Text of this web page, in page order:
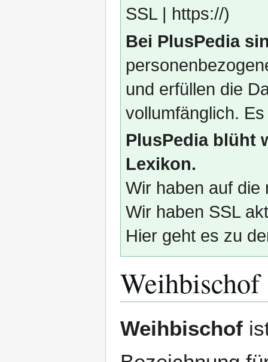
SSL | https://)
Bei PlusPedia
und erfüllen die
vollumfänglich.
PlusPedia blüht
Lexikon.
Wir haben auf die
Wir haben SSL
Hier geht es zu
Weihbischof
Navigation
Suche
Weihbischof